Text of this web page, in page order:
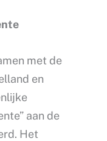
met de
en
aan de
Het